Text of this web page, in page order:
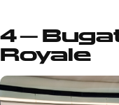
4 –
Royale